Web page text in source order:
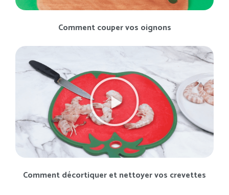
Comment couper vos oignons
Comment décortiquer et nettoyer vos crevettes